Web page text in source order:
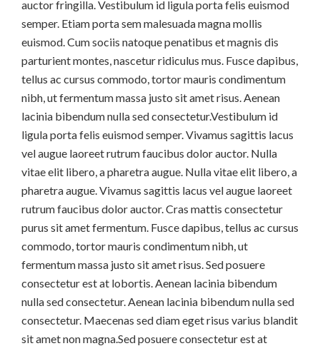
auctor fringilla. Vestibulum id ligula porta felis euismod
semper. Etiam porta sem malesuada magna mollis
euismod. Cum sociis natoque penatibus et magnis dis
parturient montes, nascetur ridiculus mus. Fusce dapibus,
tellus ac cursus commodo, tortor mauris condimentum
nibh, ut fermentum massa justo sit amet risus. Aenean
lacinia bibendum nulla sed consectetur.Vestibulum id
ligula porta felis euismod semper. Vivamus sagittis lacus
vel augue laoreet rutrum faucibus dolor auctor. Nulla
vitae elit libero, a pharetra augue. Nulla vitae elit libero, a
pharetra augue. Vivamus sagittis lacus vel augue laoreet
rutrum faucibus dolor auctor. Cras mattis consectetur
purus sit amet fermentum. Fusce dapibus, tellus ac cursus
commodo, tortor mauris condimentum nibh, ut
fermentum massa justo sit amet risus. Sed posuere
consectetur est at lobortis. Aenean lacinia bibendum
nulla sed consectetur. Aenean lacinia bibendum nulla sed
consectetur. Maecenas sed diam eget risus varius blandit
sit amet non magna.Sed posuere consectetur est at